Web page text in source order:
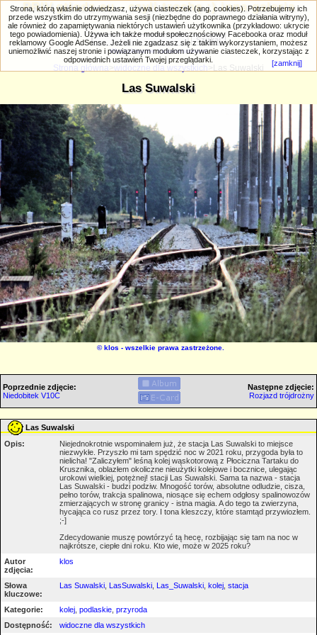
PRIV.gtlodz.eu - czyli trochę ;) inna galeria
Wyszukiwanie zaawansowane
Strona główna widoczne dla wszystkich >Las Suwalski
Las Suwalski
©klos - wszelkie prawa zastrzeżone.
Poprzednie zdjęcie:
Niedobitek V10C
Następne zdjęcie:
Rozjazd trójdrożny
Las Suwalski
Opis:
Niejednokrotnie wspominałem już, że stacja Las Suwalski to miejsce
niezwykłe. Przyszło mi tam spędzić noc w 2021 roku, przygoda była to
nielicha! "Zaliczyłem" leśną kolej wąskotorową z Płociczna Tartaku do
Krusznika, oblazłem okoliczne nieużytki kolejowe i bocznice, ulegając
urokowi wielkiej, potężnej! stacji Las Suwalski. Sama ta nazwa - stacja
Las Suwalski - budzi podziw. Mnogość torów, absolutne odludzie, cisza,
pełno torów, trakcja spalinowa, niosące się echem odgłosy spalinowozów
zmierzających w stronę granicy - istna magia. A do tego ta zwierzyna,
hycająca co rusz przez tory. I tona kleszczy, które stamtąd przywiozłem.
;-]
Zdecydowanie muszę powtórzyć tą hecę, rozbijając się tam na noc w
najkrótsze, ciepłe dni roku. Kto wie, może w 2025 roku?
Autor
zdjęcia:
klos
Słowa
kluczowe:
Las Suwalski LasSuwalski Las_Suwalski kolej stacja
Kategorie: kolej podlaskie przyroda
Dostępność:
widoczne dla wszystkich
Strona, którą właśnie odwiedzasz, używa ciasteczek (ang. cookies). Potrzebujemy ich
przede wszystkim do utrzymywania sesji (niezbędne do poprawnego działania witryny),
ale również do zapamiętywania niektórych ustawień użytkownika (przykładowo: ukrycie
tego powiadomienia). Używa ich także moduł społecznościowy Facebooka oraz moduł
reklamowy Google AdSense. Jeżeli nie zgadzasz się z takim wykorzystaniem, możesz
uniemożliwić naszej stronie i powiązanym modułom używanie ciasteczek, korzystając z
odpowiednich ustawień Twojej przeglądarki.
[zamknij]